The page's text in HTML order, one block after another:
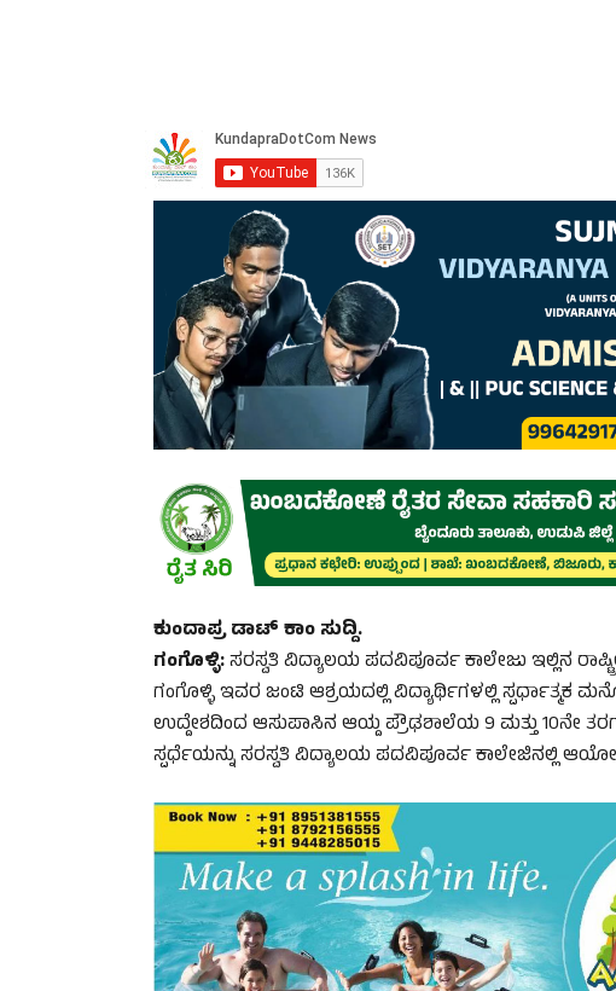
ಕುಂದಾಪ್ರ ಡಾಟ್ ಕಾಂ ಸುದ್ದಿ.
ಗಂಗೊಳ್ಳಿ:ಸರಸ್ವತಿ ವಿದ್ಯಾಲಯ ಪದವಿಪೂರ್ವ ಕಾಲೇಜು ಇಲ್ಲಿನ
ಗಂಗೊಳ್ಳಿ ಇವರ ಜಂಟಿ ಆಶ್ರಯದಲ್ಲಿ ವಿದ್ಯಾರ್ಥಿಗಳಲ್ಲಿ ಸ್ಪರ್ಧಾತ್ಮಕ
ಉದ್ದೇಶದಿಂದ ಆಸುಪಾಸಿನ ಆಯ್ದ ಪ್ರೌಢಶಾಲೆಯ 9 ಮತ್ತು 10ನೇ
ಸ್ಪರ್ಧೆಯನ್ನು ಸರಸ್ವತಿ ವಿದ್ಯಾಲಯ ಪದವಿಪೂರ್ವ ಕಾಲೇಜಿನಲ್ಲಿ